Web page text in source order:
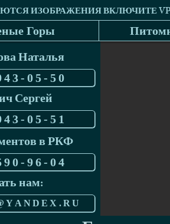
Горы
Наталья
05-50
Сергей
05-51
в РКФ
96-04
нам: